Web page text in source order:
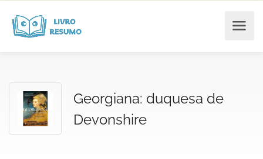
Georgiana: duquesa de
Devonshire